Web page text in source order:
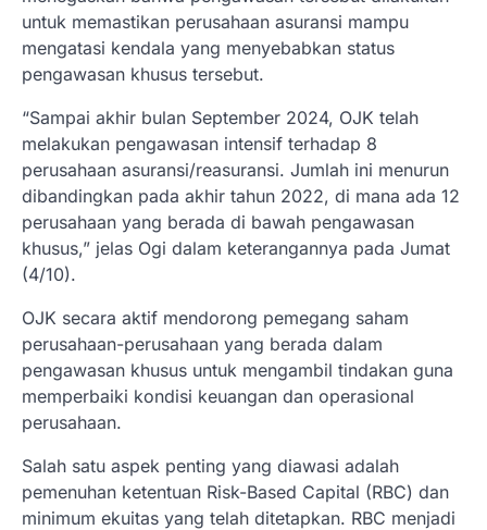
untuk memastikan perusahaan asuransi mampu
mengatasi kendala yang menyebabkan status
pengawasan khusus tersebut.
“Sampai akhir bulan September 2024, OJK telah
melakukan pengawasan intensif terhadap 8
perusahaan asuransi/reasuransi. Jumlah ini menurun
dibandingkan pada akhir tahun 2022, di mana ada 12
perusahaan yang berada di bawah pengawasan
khusus,” jelas Ogi dalam keterangannya pada Jumat
(4/10).
OJK secara aktif mendorong pemegang saham
perusahaan-perusahaan yang berada dalam
pengawasan khusus untuk mengambil tindakan guna
memperbaiki kondisi keuangan dan operasional
perusahaan.
Salah satu aspek penting yang diawasi adalah
pemenuhan ketentuan Risk-Based Capital (RBC) dan
minimum ekuitas yang telah ditetapkan. RBC menjadi